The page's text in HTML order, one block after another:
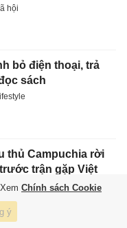
hội
bỏ điện thoại, trả
sách
thủ Campuchia rời
trận gặp Việt
thao
Chính sách Cookie
ý